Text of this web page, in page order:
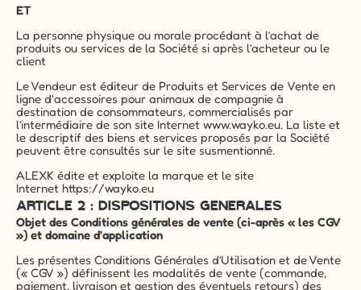
ET
La personne physique ou morale procédant à l’achat de
produits ou services de la Société si après l’acheteur ou le
client
Le Vendeur est éditeur de Produits et Services de Vente en
ligne d'accessoires pour animaux de compagnie à
destination de consommateurs, commercialisés par
l’intermédiaire de son site Internet www.wayko.eu. La liste et
le descriptif des biens et services proposés par la Société
peuvent être consultés sur le site susmentionné.
ALEXK édite et exploite la marque et le site
Internet https://wayko.eu
ARTICLE 2 : DISPOSITIONS GENERALES
Objet des Conditions générales de vente (ci-après « les CGV
») et domaine d’application
Les présentes Conditions Générales d’Utilisation et de Vente
(« CGV ») définissent les modalités de vente (commande,
paiement, livraison et gestion des éventuels retours) des